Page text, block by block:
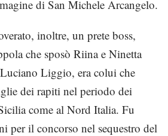
di San Michele Arcangelo.
inoltre, un prete boss,
che sposò Riina e Ninetta
Liggio, era colui che
dei rapiti nel periodo dei
come al Nord Italia. Fu
per il concorso nel sequestro del